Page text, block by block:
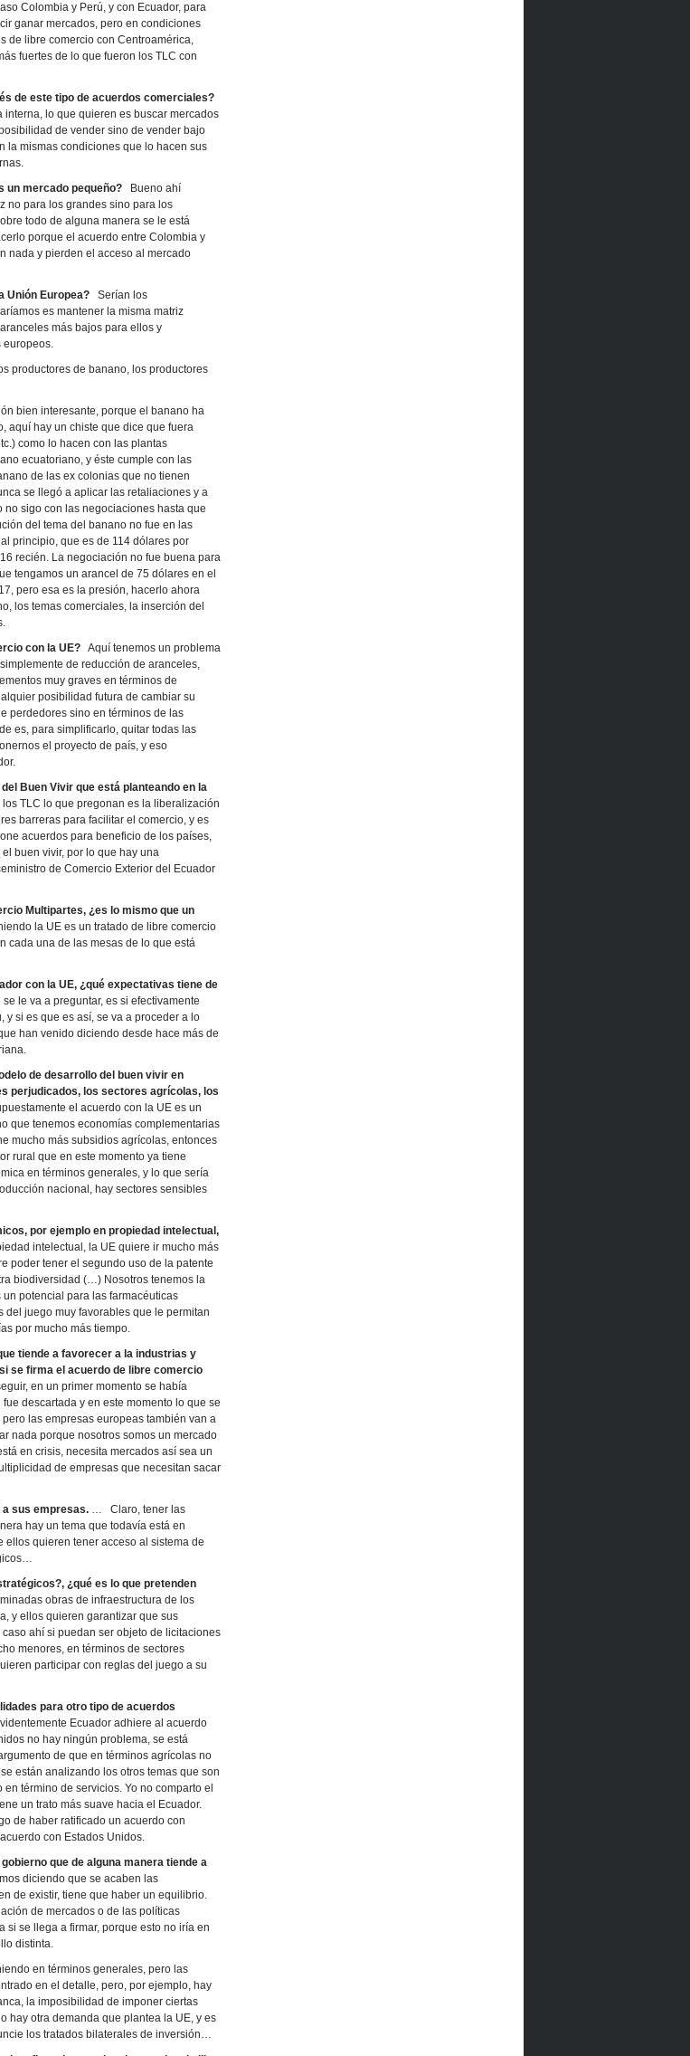
Colombia y Perú, y con Ecuador, para
ganar mercados, pero en condiciones
de libre comercio con Centroamérica,
fuertes de lo que fueron los TLC con
de este tipo de acuerdos comerciales?
lo que quieren es buscar mercados
de vender sino de vender bajo
la mismas condiciones que lo hacen sus
un mercado pequeño?Bueno ahí
no para los grandes sino para los
todo de alguna manera se le está
porque el acuerdo entre Colombia y
nada y pierden el acceso al mercado
Unión Europea?Serían los
es mantener la misma matriz
más bajos para ellos y
europeos.
productores de banano, los productores
bien interesante, porque el banano ha
aquí hay un chiste que dice que fuera
como lo hacen con las plantas
ecuatoriano, y éste cumple con las
de las ex colonias que no tienen
se llegó a aplicar las retaliaciones y a
sigo con las negociaciones hasta que
del tema del banano no fue en las
principio, que es de 114 dólares por
recién. La negociación no fue buena para
tengamos un arancel de 75 dólares en el
pero esa es la presión, hacerlo ahora
los temas comerciales, la inserción del
con la UE?Aquí tenemos un problema
de reducción de aranceles,
muy graves en términos de
posibilidad futura de cambiar su
perdedores sino en términos de las
es, para simplificarlo, quitar todas las
el proyecto de país, y eso
Buen Vivir que está planteando en la
TLC lo que pregonan es la liberalización
barreras para facilitar el comercio, y es
acuerdos para beneficio de los países,
buen vivir, por lo que hay una
de Comercio Exterior del Ecuador
Multipartes, ¿es lo mismo que un
la UE es un tratado de libre comercio
cada una de las mesas de lo que está
con la UE, ¿qué expectativas tiene de
le va a preguntar, es si efectivamente
si es que es así, se va a proceder a lo
han venido diciendo desde hace más de
de desarrollo del buen vivir en
perjudicados, los sectores agrícolas, los
el acuerdo con la UE es un
que tenemos economías complementarias
mucho más subsidios agrícolas, entonces
rural que en este momento ya tiene
en términos generales, y lo que sería
nacional, hay sectores sensibles
por ejemplo en propiedad intelectual,
intelectual, la UE quiere ir mucho más
poder tener el segundo uso de la patente
biodiversidad (…) Nosotros tenemos la
potencial para las farmacéuticas
juego muy favorables que le permitan
por mucho más tiempo.
tiende a favorecer a la industrias y
se firma el acuerdo de libre comercio
en un primer momento se había
descartada y en este momento lo que se
las empresas europeas también van a
nada porque nosotros somos un mercado
en crisis, necesita mercados así sea un
de empresas que necesitan sacar
a sus empresas. … Claro, tener las
hay un tema que todavía está en
quieren tener acceso al sistema de
¿qué es lo que pretenden
obras de infraestructura de los
y ellos quieren garantizar que sus
ahí si puedan ser objeto de licitaciones
menores, en términos de sectores
participar con reglas del juego a su
para otro tipo de acuerdos
Ecuador adhiere al acuerdo
no hay ningún problema, se está
de que en términos agrícolas no
están analizando los otros temas que son
término de servicios. Yo no comparto el
un trato más suave hacia el Ecuador.
de haber ratificado un acuerdo con
con Estados Unidos.
que de alguna manera tiende a
diciendo que se acaben las
de existir, tiene que haber un equilibrio.
de mercados o de las políticas
se llega a firmar, porque esto no iría en
distinta.
en términos generales, pero las
en el detalle, pero, por ejemplo, hay
la imposibilidad de imponer ciertas
hay otra demanda que plantea la UE, y es
los tratados bilaterales de inversión…